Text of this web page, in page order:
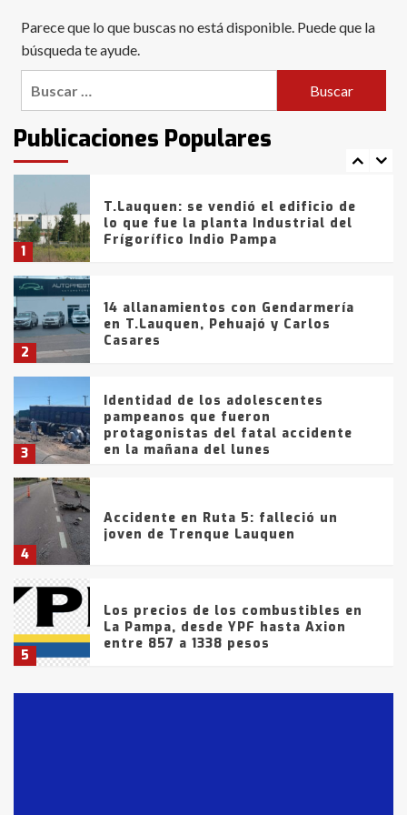
Parece que lo que buscas no está disponible. Puede que la
búsqueda te ayude.
Publicaciones Populares
6
con lluvias y heladas, en gran parte
de la provincia
intentaron evadir a la Policía
fueron detenidos por
comercialización de drogas en la
tarde del sábado
1
T.Lauquen: se vendió el edificio de
lo que fue la planta Industrial del
Frígorífico Indio Pampa
2
14 allanamientos con Gendarmería
en T.Lauquen, Pehuajó y Carlos
Casares
3
Identidad de los adolescentes
pampeanos que fueron
protagonistas del fatal accidente
en la mañana del lunes
4
Accidente en Ruta 5: falleció un
joven de Trenque Lauquen
5
Los precios de los combustibles en
La Pampa, desde YPF hasta Axion
entre 857 a 1338 pesos